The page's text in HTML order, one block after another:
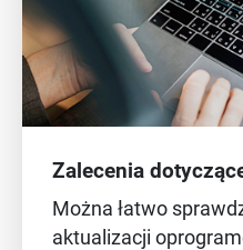
Zalecenia
Można łatwo
aktualizacji